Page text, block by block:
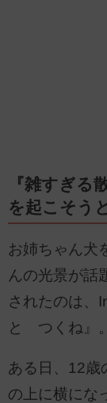
『雑すぎる
を起こそう
お姉ちゃん犬
んの光景が話
されたのは、
と つくね』。
ある日、12歳
の上に横にな